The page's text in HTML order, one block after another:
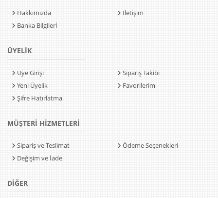
Hakkımızda
Banka Bilgilerİ
İletişim
ÜYELİK
Üye Girişi
Yeni Üyelik
Şifre Hatırlatma
Sipariş Takibi
Favorilerim
MÜŞTERİ HİZMETLERİ
Sipariş ve Teslimat
Değişim ve İade
Ödeme Seçenekleri
DİĞER